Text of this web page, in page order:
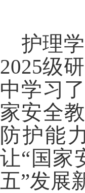
护理
2025级
中学习
家安全
防护能力
让“国家
五”发展